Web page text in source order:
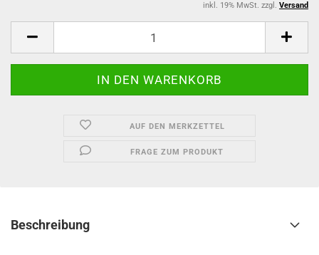
inkl. 19% MwSt. zzgl. Versand
AUF DEN MERKZETTEL
FRAGE ZUM PRODUKT
Beschreibung